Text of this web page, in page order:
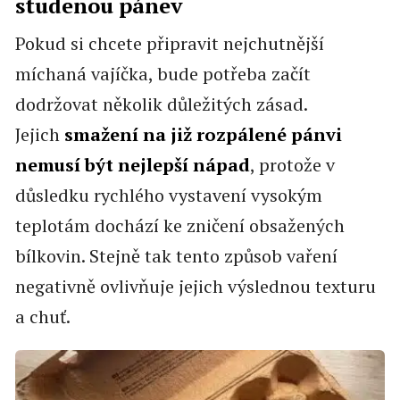
Pokud si chcete připravit nejchutnější
míchaná vajíčka, bude potřeba začít
dodržovat několik důležitých zásad.
Jejich smažení na již rozpálené pánvi
nemusí být nejlepší nápad, protože v
důsledku rychlého vystavení vysokým
teplotám dochází ke zničení obsažených
bílkovin. Stejně tak tento způsob vaření
negativně ovlivňuje jejich výslednou texturu
a chuť.